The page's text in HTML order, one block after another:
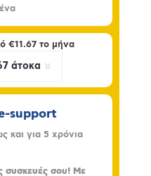
€11.67το μήνα
support
και για 5 χρόνια
συσκευές σου! Με